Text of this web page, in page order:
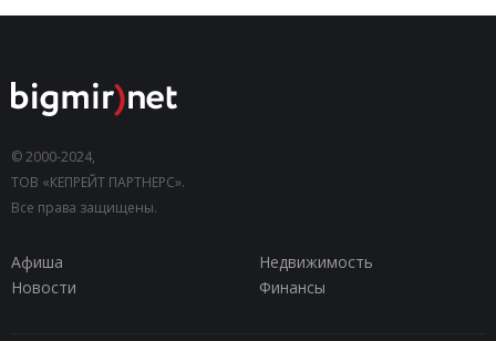
© 2000-2024,
ТОВ «КЕПРЕЙТ ПАРТНЕРС».
Все права защищены.
Афиша
Недвижимость
Новости
Финансы